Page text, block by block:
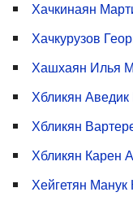
Хачкинаян
Хачкурузов
Хашхаян Илья
Хбликян
Хбликян
Хбликян Карен
Хейгетян Манук